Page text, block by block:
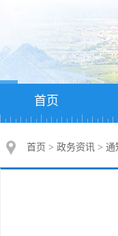
首页
首页 > 政务资讯 > 通